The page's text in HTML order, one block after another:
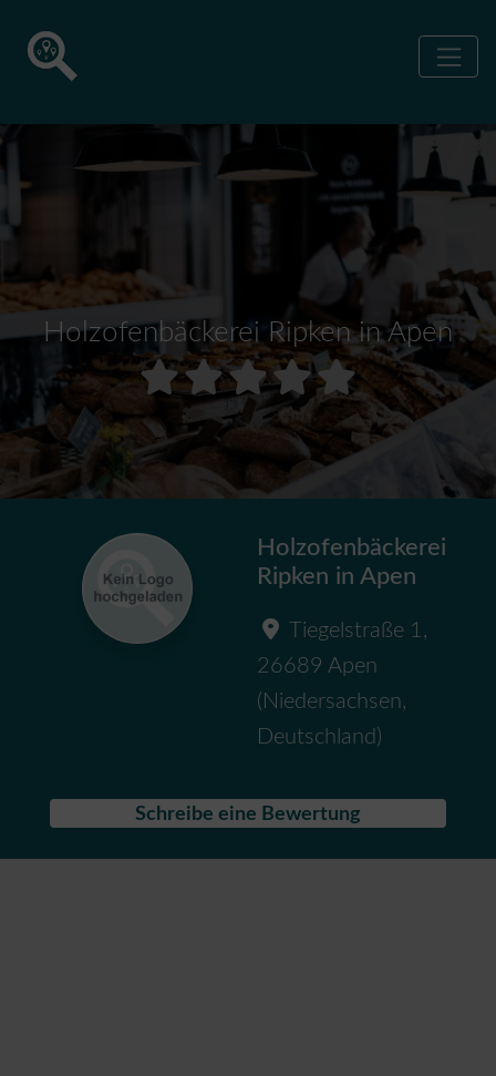
Holzofenbäckerei Ripken in Apen
Holzofenbäckerei
Ripken in Apen
Tiegelstraße 1,
26689 Apen
( Niedersachsen,
Deutschland )
Schreibe eine Bewertung